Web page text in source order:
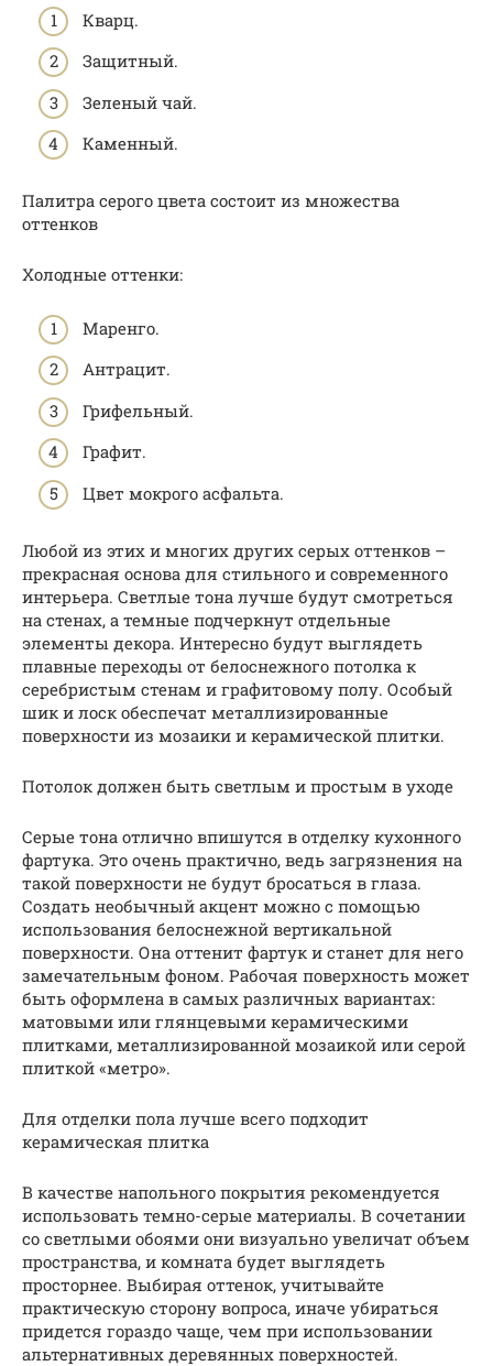
Кварц.
Защитный.
Зеленый чай.
Каменный.
Палитра серого цвета состоит из множества
оттенков
Холодные оттенки:
Маренго.
Антрацит.
Грифельный.
Графит.
Цвет мокрого асфальта.
Любой из этих и многих других серых оттенков –
прекрасная основа для стильного и современного
интерьера. Светлые тона лучше будут смотреться
на стенах, а темные подчеркнут отдельные
элементы декора. Интересно будут выглядеть
плавные переходы от белоснежного потолка к
серебристым стенам и графитовому полу. Особый
шик и лоск обеспечат металлизированные
поверхности из мозаики и керамической плитки.
Потолок должен быть светлым и простым в уходе
Серые тона отлично впишутся в отделку кухонного
фартука. Это очень практично, ведь загрязнения на
такой поверхности не будут бросаться в глаза.
Создать необычный акцент можно с помощью
использования белоснежной вертикальной
поверхности. Она оттенит фартук и станет для него
замечательным фоном. Рабочая поверхность может
быть оформлена в самых различных вариантах:
матовыми или глянцевыми керамическими
плитками, металлизированной мозаикой или серой
плиткой «метро».
Для отделки пола лучше всего подходит
керамическая плитка
В качестве напольного покрытия рекомендуется
использовать темно-серые материалы. В сочетании
со светлыми обоями они визуально увеличат объем
пространства, и комната будет выглядеть
просторнее. Выбирая оттенок, учитывайте
практическую сторону вопроса, иначе убираться
придется гораздо чаще, чем при использовании
альтернативных деревянных поверхностей.